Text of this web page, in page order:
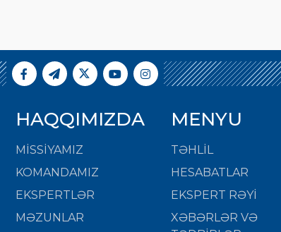
HAQQIMIZDA
MISSIYAMIZ
KOMANDAMIZ
EKSPERTLƏR
MƏZUNLAR
MENYU
TƏHLİL
HESABATLAR
EKSPERT RƏYİ
XƏBƏRLƏR VƏ